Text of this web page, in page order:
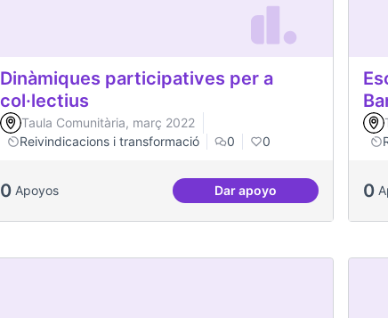
Dinàmiques participatives per a
col·lectius
Taula Comunitària, març 2022
Reivindicacions i transformació
0 0
0 Apoyos Dar apoyoDinàmiques 0